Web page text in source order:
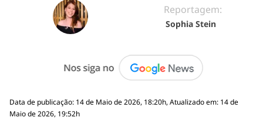
Reportagem:
Sophia Stein
Data de publicação: 14 de Maio de 2026, 18:20h, Atualizado em: 14 de
Maio de 2026, 19:52h